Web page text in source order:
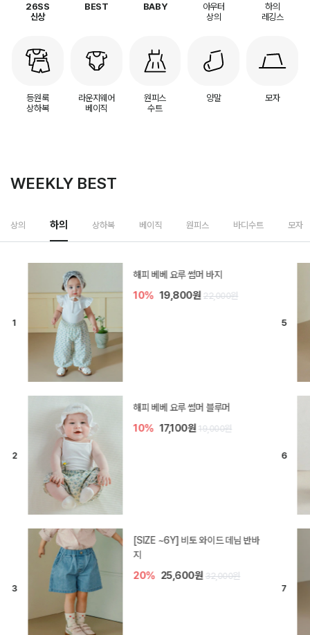
26SS
신상
BEST BABY
아우터
상의
하의
레깅스
등원룩
상하복
라운지웨어
베이직
원피스
수트
양말 모자
WEEKLY BEST
상의 하의 상하복 베이직 원피스 바디수트 모자
[SIZE ~6Y] 델린 린넨 바지
10% 21,600원 24,000원
듀이 아기 바지
20% 15,200원 19,000원
[SIZE ~6Y] 라핀 카프리 팬츠
30%